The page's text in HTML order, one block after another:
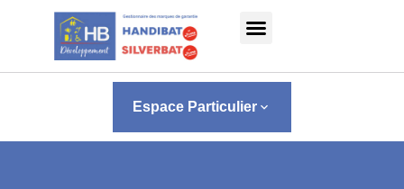
Panneau de gestion des cookies
Espace Particulier keyboard_arrow_down